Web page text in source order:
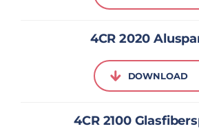
4CR 2020
DOWNLOAD
4CR 2100